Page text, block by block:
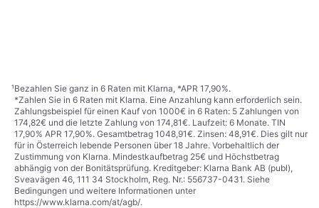
¹Bezahlen Sie ganz in 6 Raten mit Klarna, *APR 17,90%.
*Zahlen Sie in 6 Raten mit Klarna. Eine Anzahlung kann erforderlich sein.
Zahlungsbeispiel für einen Kauf von 1000€ in 6 Raten: 5 Zahlungen von
174,82€ und die letzte Zahlung von 174,81€. Laufzeit: 6 Monate. TIN
17,90% APR 17,90%. Gesamtbetrag 1048,91€. Zinsen: 48,91€. Dies gilt nur
für in Österreich lebende Personen über 18 Jahre. Vorbehaltlich der
Zustimmung von Klarna. Mindestkaufbetrag 25€ und Höchstbetrag
abhängig von der Bonitätsprüfung. Kreditgeber: Klarna Bank AB (publ),
Sveavägen 46, 111 34 Stockholm, Reg. Nr.: 556737-0431. Siehe
Bedingungen und weitere Informationen unter
https://www.klarna.com/at/agb/.